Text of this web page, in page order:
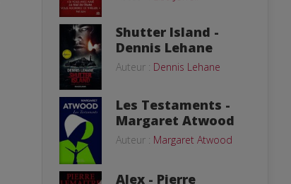
Shutter Island -
Dennis Lehane
Auteur : Dennis Lehane
Les Testaments -
Margaret Atwood
Auteur : Margaret Atwood
Alex - Pierre